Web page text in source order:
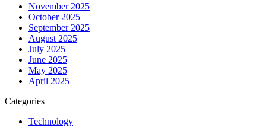
November 2025
October 2025
September 2025
August 2025
July 2025
June 2025
May 2025
April 2025
Categories
Technology